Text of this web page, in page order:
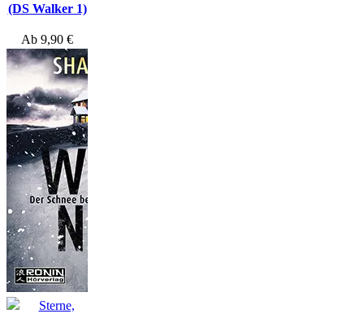
(DS Walker 1)
Ab 9,90 €